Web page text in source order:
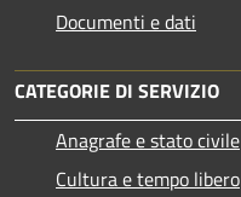
Documenti e dati
CATEGORIE DI SERVIZIO
Anagrafe e stato civile
Cultura e tempo libero